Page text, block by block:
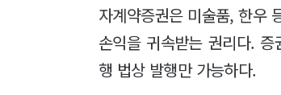
자계약증권은 미술품, 한우
손익을 귀속받는 권리다.
행 법상 발행만 가능하다.